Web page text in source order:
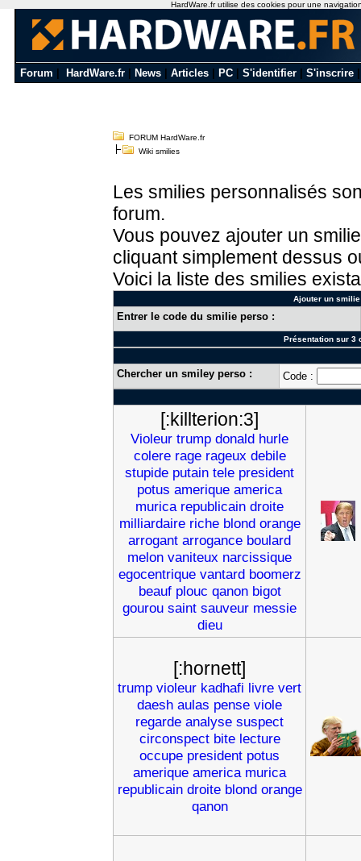
Forum HardWare.fr News Articles PC S'identifier S'inscrire
FORUM HardWare.fr
Wiki smilies
Les smilies personnalisés
forum.
Vous pouvez ajouter un
cliquant simplement dessus
Voici la liste des smilies
Ajouter un
Entrer le code du smilie perso :
Présentation sur 3
Chercher un smiley perso : Code :
[:killterion:3]
Violeur trump donald hurle
colere rage rageux debile
stupide putain tele president
potus amerique america
murica republicain droite
milliardaire riche blond orange
arrogant arrogance boulard
melon vaniteux narcissique
egocentrique vantard boomerz
beauf plouc qanon bigot
gourou saint sauveur messie
dieu
[:hornett]
trump violeur kadhafi livre vert
daesh aulas pense viole
regarde analyse suspect
circonspect bite lecture
occupe president potus
amerique america murica
republicain droite blond orange
qanon
HardWare.fr utilise des cookies pour une